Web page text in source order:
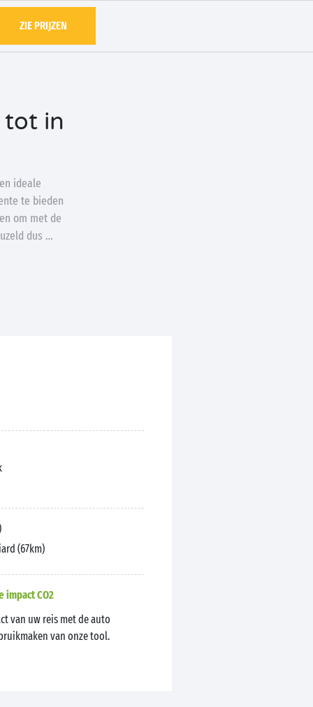
ZIE PRIJZEN
tot in
ideale
te bieden
om met de
dus …
(67km)
impact CO2
van uw reis met de auto
van onze tool.